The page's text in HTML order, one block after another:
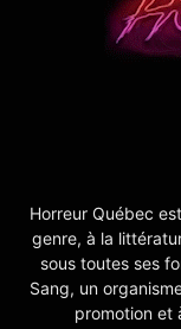
Horreur Québec
genre, à la
sous toutes ses
Sang, un
promotion et